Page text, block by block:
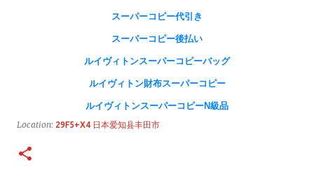
スーパーコピー代引き
スーパーコピー後払い
ルイヴィトンスーパーコピーバッグ
ルイヴィトン財布スーパーコピー
ルイヴィトンスーパーコピーN級品
Location: 29F5+X4 日本爱知县丰田市